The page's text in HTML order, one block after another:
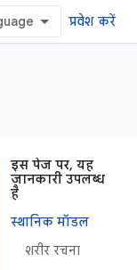
प्रवेश करें
इस पेज पर, यह
जानकारी उपलब्ध
है
स्थानिक मॉडल
शरीर रचना